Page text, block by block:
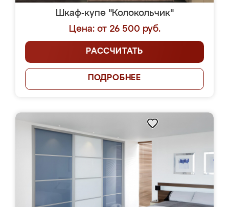
Шкаф-купе "Колокольчик"
Цена: от 26 500 руб.
РАССЧИТАТЬ
ПОДРОБНЕЕ